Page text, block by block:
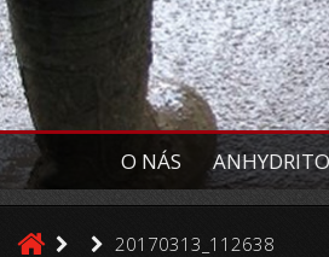
O NÁS
20170313_112638